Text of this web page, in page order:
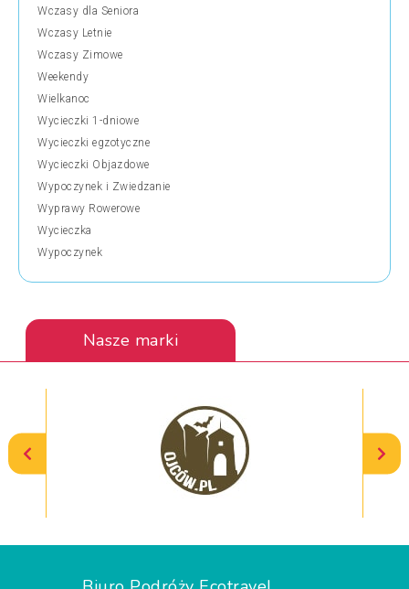
Wczasy dla Seniora
Wczasy Letnie
Wczasy Zimowe
Weekendy
Wielkanoc
Wycieczki 1-dniowe
Wycieczki egzotyczne
Wycieczki Objazdowe
Wypoczynek i Zwiedzanie
Wyprawy Rowerowe
Wycieczka
Wypoczynek
Nasze marki